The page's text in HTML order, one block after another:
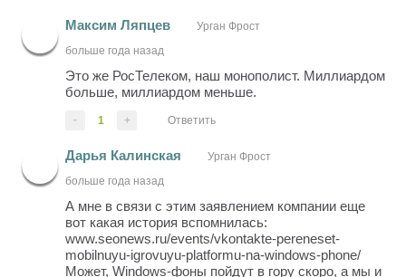
Максим Ляпцев
Урган Фрост
больше года назад
Это же РосТелеком, наш монополист. Миллиардом
больше, миллиардом меньше.
- 1 + Ответить
Дарья Калинская
Урган Фрост
больше года назад
А мне в связи с этим заявлением компании еще
вот какая история вспомнилась:
www.seonews.ru/events/vkontakte-pereneset-
mobilnuyu-igrovuyu-platformu-na-windows-phone/
Может, Windows-фоны пойдут в гору скоро, а мы и